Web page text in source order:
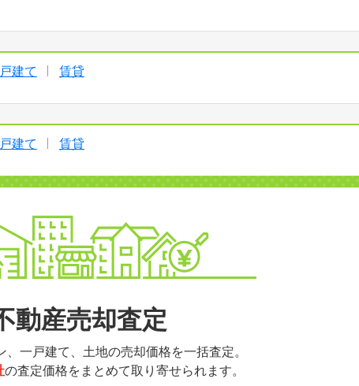
建て 賃貸
建て 賃貸
動産売却査定
一戸建て、土地の売却価格を一括査定。
の査定価格をまとめて取り寄せられます。